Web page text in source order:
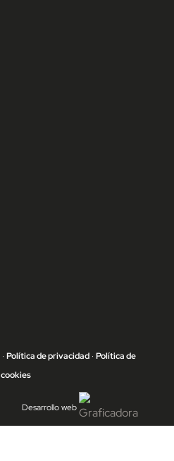
·Política de privacidad ·Política de
cookies
Desarrollo web